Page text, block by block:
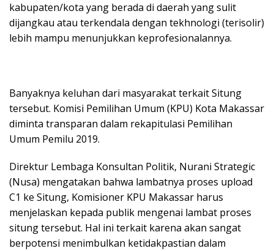
kabupaten/kota yang berada di daerah yang sulit
dijangkau atau terkendala dengan tekhnologi (terisolir)
lebih mampu menunjukkan keprofesionalannya.
Banyaknya keluhan dari masyarakat terkait Situng
tersebut. Komisi Pemilihan Umum (KPU) Kota Makassar
diminta transparan dalam rekapitulasi Pemilihan
Umum Pemilu 2019.
Direktur Lembaga Konsultan Politik, Nurani Strategic
(Nusa) mengatakan bahwa lambatnya proses upload
C1 ke Situng, Komisioner KPU Makassar harus
menjelaskan kepada publik mengenai lambat proses
situng tersebut. Hal ini terkait karena akan sangat
berpotensi menimbulkan ketidakpastian dalam